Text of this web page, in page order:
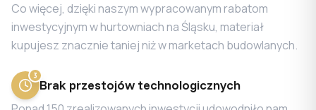
Co więcej, dzięki naszym wypracowanym rabatom
inwestycyjnym w hurtowniach na Śląsku, materiał
kupujesz znacznie taniej niż w marketach budowlanych.
3
Brak przestojów technologicznych